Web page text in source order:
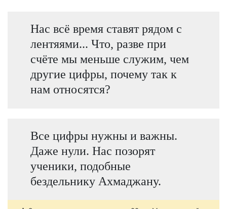
Нас всё время ставят рядом с
лентяями... Что, разве при
счёте мы меньше служим, чем
другие цифры, почему так к
нам относятся?
Все цифры нужны и важны.
Даже нули. Нас позорят
ученики, подобные
бездельнику Ахмаджану.